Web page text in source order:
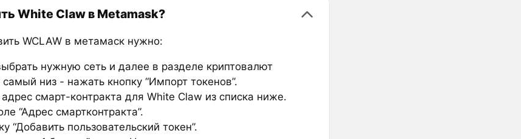
White Claw в Metamask?
WCLAW в метамаск нужно:
нужную сеть и далее в разделе криптовалют
самый низ - нажать кнопку “Импорт токенов”.
смарт-контракта для White Claw из списка ниже.
“Адрес смартконтракта”.
“Добавить пользовательский токен”.